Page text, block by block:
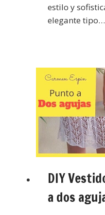
estilo y
elegante tipo…
DIY
a dos